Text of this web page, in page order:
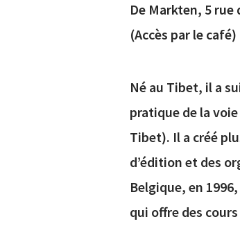
De Markten, 5 rue
(Accès par le café)
Né au Tibet, il a
pratique de la
Tibet). Il a créé
d’édition et des
Belgique, en
qui offre des